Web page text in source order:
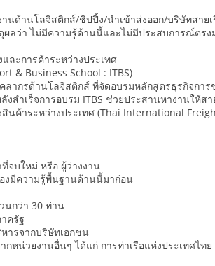
นด้านโลจิสติกส์/ชิปปิ้ง/นำเข้าส่งออก/บริษัทสา
ผลว่า ไม่มีความรู้ด้านนี้และไม่มีประสบการณ์ตรง
ละการค้าระหว่างประเทศ
& Business School : ITBS)
ลากรด้านโลจิสติกส์ ที่จัดอบรมหลักสูตรธุรกิจกา
งสำเร็จการอบรม ITBS ช่วยประสานหางานให้
นค้าระหว่างประเทศ (Thai International
จบใหม่ หรือ ผู้ว่างงาน
งมีความรู้พื้นฐานด้านนี้มาก่อน
นกว่า 30 ท่าน
ครัฐ
ารจากบริษัทเอกชน
กหน่วยงานอื่นๆ ได้แก่ การท่าเรือแห่งประเท